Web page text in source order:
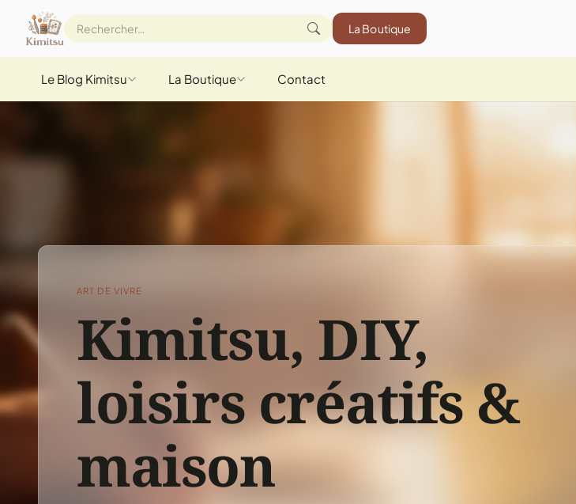
La Boutique
Le Blog Kimitsu La Boutique Contact
ART DE VIVRE
Kimitsu, DIY,
loisirs créatifs &
maison